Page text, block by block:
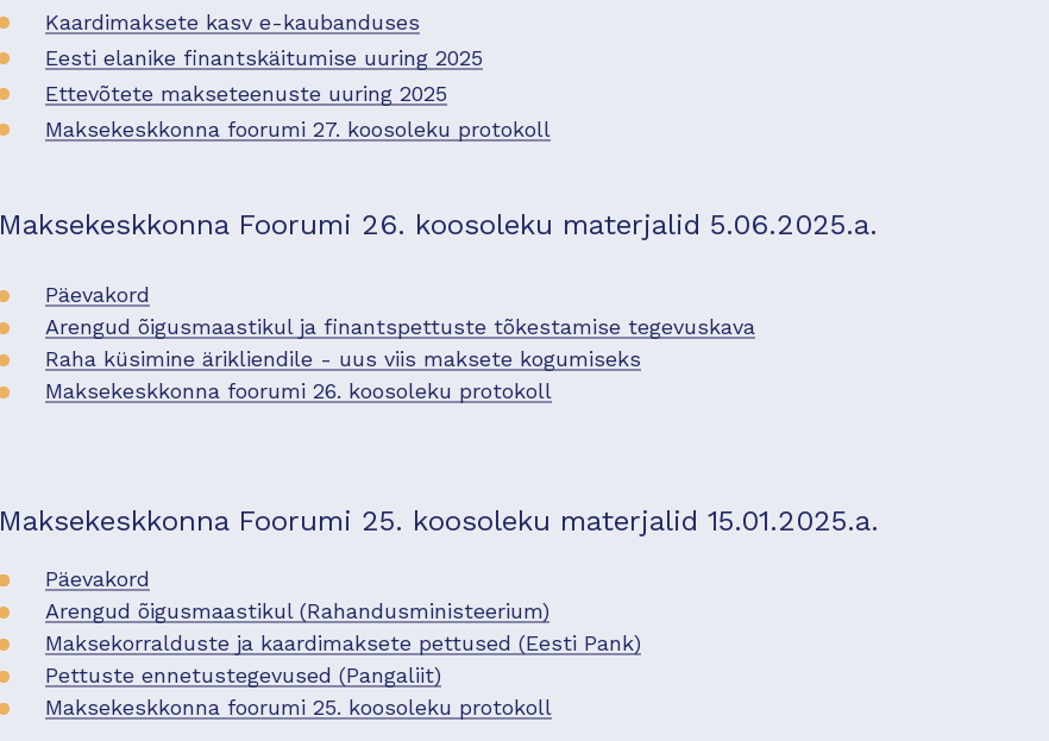
Kaardimaksete kasv e-kaubanduses
Eesti elanike finantskäitumise uuring 2025
Ettevõtete makseteenuste uuring 2025
Maksekeskkonna foorumi 27. koosoleku protokoll
Maksekeskkonna Foorumi 26. koosoleku materjalid 5.06.2025.a.
Päevakord
Arengud õigusmaastikul ja finantspettuste tõkestamise tegevuskava
Raha küsimine ärikliendile - uus viis maksete kogumiseks
Maksekeskkonna foorumi 26. koosoleku protokoll
Maksekeskkonna Foorumi 25. koosoleku materjalid 15.01.2025.a.
Päevakord
Arengud õigusmaastikul (Rahandusministeerium)
Maksekorralduste ja kaardimaksete pettused (Eesti Pank)
Pettuste ennetustegevused (Pangaliit)
Maksekeskkonna foorumi 25. koosoleku protokoll